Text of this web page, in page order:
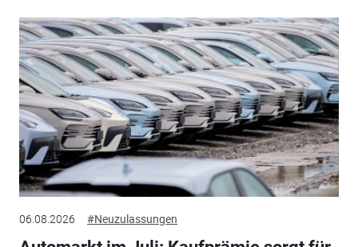
06.08.2026 #Neuzulassungen